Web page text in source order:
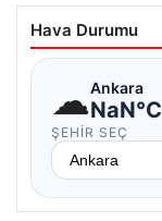
Hava Durumu
☁Ankara
NaN°C
ŞEHIR SEÇ